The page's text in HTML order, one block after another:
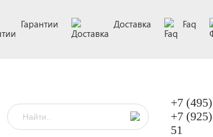
Гарантии Доставка Faq
+7
+7
51